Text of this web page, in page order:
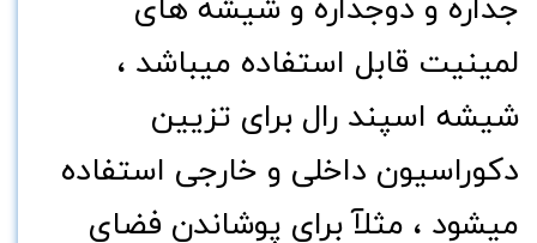
لمینیت قابل استفاده میباشد ،
شیشه اسپند رال برای تزیین
دکوراسیون داخلی و خارجی استفاده
میشود ، مثلآ برای پوشاندن فضای